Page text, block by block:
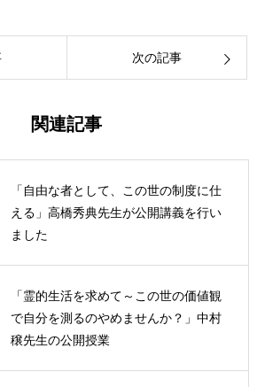
次の記事
関連記事
「自由な者として、この世の制度に仕
える」高橋秀典先生が公開講義を行い
ました
「霊的生活を求めて～この世の価値観
で自分を測るのやめませんか？」中村
穣先生の公開授業